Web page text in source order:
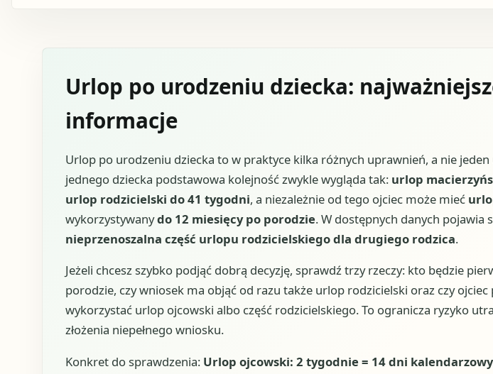
Urlop po urodzeniu dziecka:
informacje
Urlop po urodzeniu dziecka to w praktyce kilka różnych uprawnień, a nie
jednego dziecka podstawowa kolejność zwykle wygląda tak: urlop
urlop rodzicielski do 41 tygodni, a niezależnie od tego ojciec może mieć
wykorzystywanydo 12 miesięcy po porodzie. W dostępnych danych pojawia
nieprzenoszalna część urlopu rodzicielskiego dla drugiego rodzica.
Jeżeli chcesz szybko podjąć dobrą decyzję, sprawdź trzy rzeczy: kto będzie
porodzie, czy wniosek ma objąć od razu także urlop rodzicielski oraz czy
wykorzystać urlop ojcowski albo część rodzicielskiego. To ogranicza ryzyko
złożenia niepełnego wniosku.
Konkret do sprawdzenia: Urlop ojcowski: 2 tygodnie = 14 dni